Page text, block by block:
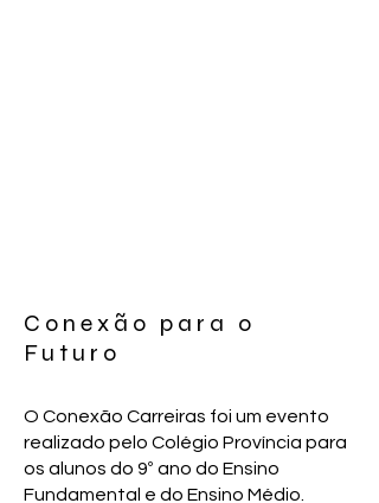
Conexão para o
Futuro
O Conexão Carreiras foi um evento
realizado pelo Colégio Província para
os alunos do 9º ano do Ensino
Fundamental e do Ensino Médio.